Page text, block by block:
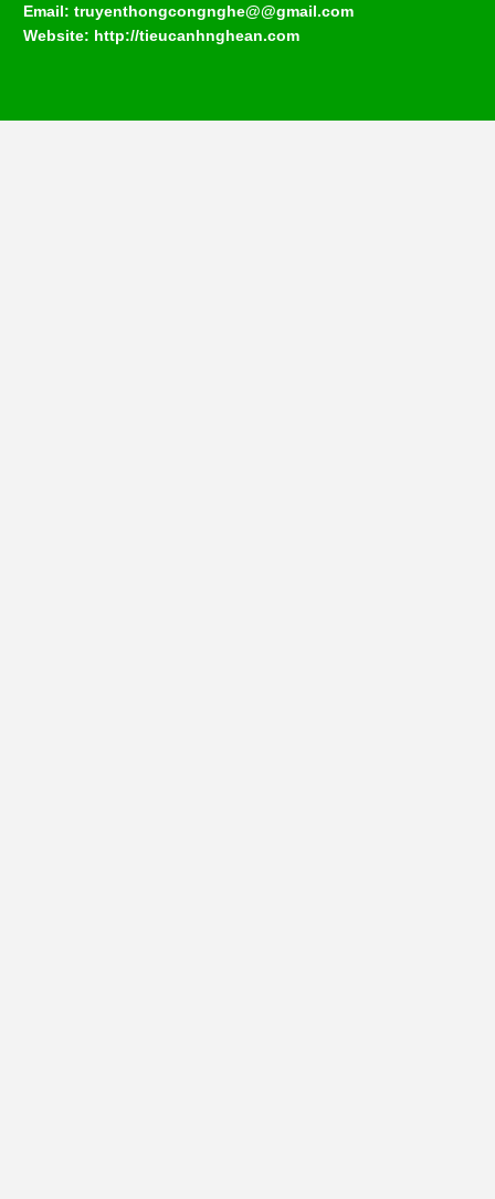
Email: truyenthongcongnghe@@gmail.com
Website: http://tieucanhnghean.com